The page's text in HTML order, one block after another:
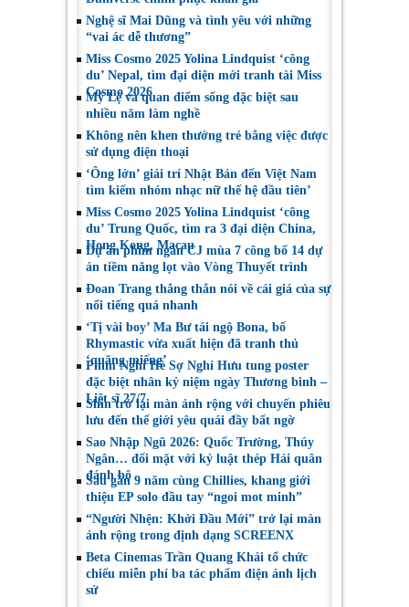
Việt Nam Toronto 2026
Nghệ sĩ Mai Dũng và tình yêu với những
“vai ác dễ thương”
Miss Cosmo 2025 Yolina Lindquist ‘công
du’ Nepal, tìm đại diện mới tranh tài Miss
Cosmo 2026
Mỹ Lệ và quan điểm sống đặc biệt sau
nhiều năm làm nghề
Không nên khen thưởng trẻ bằng việc được
sử dụng điện thoại
‘Ông lớn’ giải trí Nhật Bản đến Việt Nam
tìm kiếm nhóm nhạc nữ thế hệ đầu tiên’
Miss Cosmo 2025 Yolina Lindquist ‘công
du’ Trung Quốc, tìm ra 3 đại diện China,
Hong Kong, Macau
Dự án phim ngắn CJ mùa 7 công bố 14 dự
án tiềm năng lọt vào Vòng Thuyết trình
Đoan Trang thẳng thắn nói về cái giá của sự
nổi tiếng quá nhanh
‘Tị vài boy’ Ma Bư tái ngộ Bona, bố
Rhymastic vừa xuất hiện đã tranh thủ
‘quăng miếng’
Phim Nghỉ Hè Sợ Nghỉ Hưu tung poster
đặc biệt nhân kỷ niệm ngày Thương binh –
Liệt sĩ 27/7
Shin trở lại màn ảnh rộng với chuyến phiêu
lưu đến thế giới yêu quái đầy bất ngờ
Sao Nhập Ngũ 2026: Quốc Trường, Thúy
Ngân… đối mặt với kỷ luật thép Hải quân
đánh bộ
Sau gần 9 năm cùng Chillies, khang giới
thiệu EP solo đầu tay “ngoi mot minh”
“Người Nhện: Khởi Đầu Mới” trở lại màn
ảnh rộng trong định dạng SCREENX
Beta Cinemas Trần Quang Khải tổ chức
chiếu miễn phí ba tác phẩm điện ảnh lịch
sử